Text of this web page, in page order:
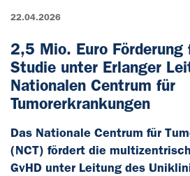
22.04.2026
2,5 Mio. Euro Förderung
Studie unter Erlanger
Nationalen Centrum für
Tumorerkrankungen
Das Nationale Centrum für
(NCT) fördert die
GvHD unter Leitung des